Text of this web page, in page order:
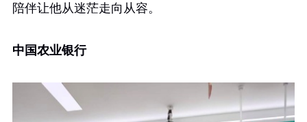
陪伴让他从迷茫走向从容。
中国农业银行